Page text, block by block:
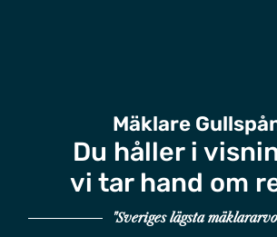
Mäklare
Du håller i
vi tar hand om
"Sveriges lägsta